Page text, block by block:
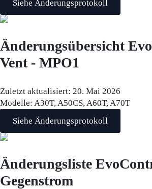
Siehe Änderungsprotokoll
Änderungsübersicht
Vent - MPO1
Zuletzt aktualisiert: 20. Mai 2026
Modelle: A30T, A50CS, A60T, A70T
Siehe Änderungsprotokoll
Änderungsliste
Gegenstrom